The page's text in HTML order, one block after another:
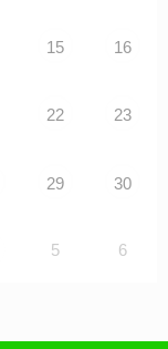
15 16
22 23
29 30
5 6